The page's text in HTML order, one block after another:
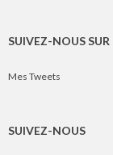
SUIVEZ-NOUS
Mes Tweets
SUIVEZ-NOUS